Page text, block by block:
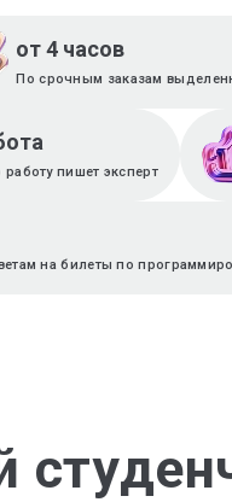
от 4 часов
По срочным заказам
пишет эксперт
на билеты по